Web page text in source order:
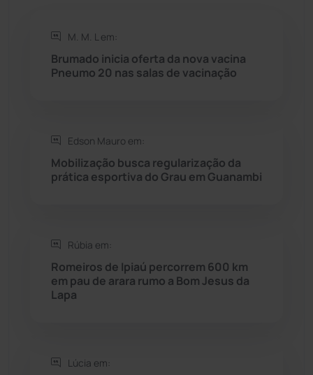
Rio de Contas
Rio do Antônio
Saúde
Seabra (50)
Sítio do Mato
Sudoeste Baiano
M. M. L em:
Brumado inicia oferta da nova vacina
Pneumo 20 nas salas de vacinação
Edson Mauro em:
Mobilização busca regularização da
prática esportiva do Grau em Guanambi
Rúbia em:
Romeiros de Ipiaú percorrem 600 km
em pau de arara rumo a Bom Jesus da
Lapa
Lúcia em: